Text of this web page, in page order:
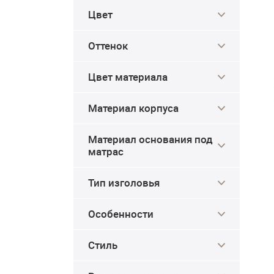
Цвет
Оттенок
Цвет материала
Материал корпуса
Материал основания под
матрас
Тип изголовья
Особенности
Стиль